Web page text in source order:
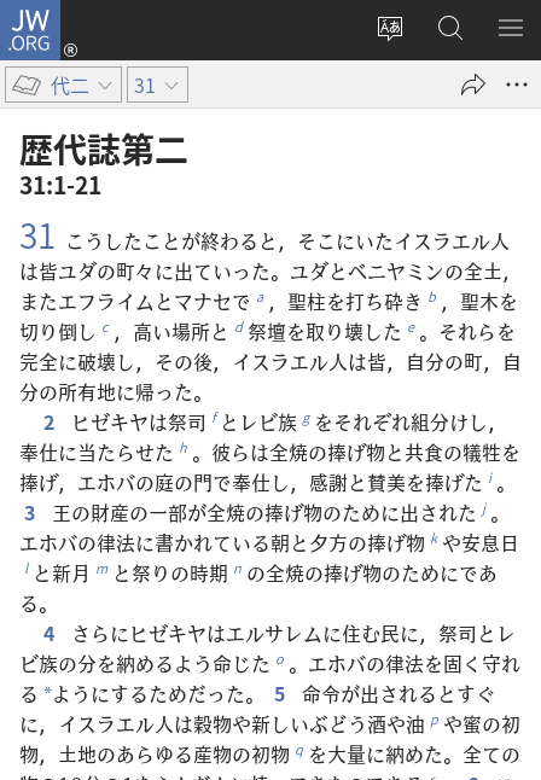
JW.ORG
サ
ト
変
え
る
ロ
グ
ン
ブ
で
開
く）
JW.ORG
の
検
メ
を
代二 31
歴代誌​第​二
31:1-21
31 こうしたことが終わると，そこにいたイスラエル人
は皆ユダの町々に出ていった。ユダとベニヤミンの全土，
またエフライムとマナセで a ，聖柱を打ち砕き b ，聖木を
切り倒し c ，高い場所と d 祭壇を取り壊した e 。それらを
完全に破壊し，その後，イスラエル人は皆，自分の町，自
分の所有地に帰った。
2
ヒゼキヤは祭司 f とレビ族 g をそれぞれ組分けし，
奉仕に当たらせた h 。彼らは全焼の捧げ物と共食の犠牲を
捧げ，エホバの庭の門で奉仕し，感謝と賛美を捧げた i 。
3
王の財産の一部が全焼の捧げ物のために出された j 。
エホバの律法に書かれている朝と夕方の捧げ物 k や安息日
l と新月 m と祭りの時期 n の全焼の捧げ物のためにであ
る。
4
さらにヒゼキヤはエルサレムに住む民に，祭司とレ
ビ族の分を納めるよう命じた o 。エホバの律法を固く守れ
る *ようにするためだった。 5
命令が出されるとすぐ
に，イスラエル人は穀物や新しいぶどう酒や油 p や蜜の初
物，土地のあらゆる産物の初物 q を大量に納めた。全ての